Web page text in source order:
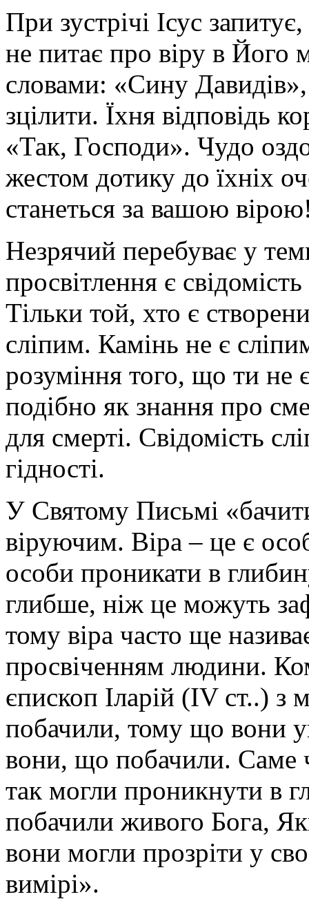
При зустрічі Ісус
не питає про віру в Його
словами: «Сину Давидів»,
зцілити. Їхня відповідь
«Так, Господи». Чудо
жестом дотику до їхніх
станеться за вашою
Незрячий перебуває у
просвітлення є
Тільки той, хто є
сліпим. Камінь не є
розуміння того, що ти не
подібно як знання про
для смерті. Свідомість
гідності.
У Святому Письмі
віруючим. Віра – це є
особи проникати в
глибше, ніж це можуть
тому віра часто ще
просвіченням людини.
єпископ Іларій (IV ст..) з
побачили, тому що вони
вони, що побачили. Саме
так могли проникнути в
побачили живого Бога,
вони могли прозріти у
вимірі».